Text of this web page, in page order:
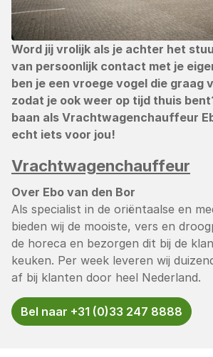
Word jij vrolijk als je achter het
van persoonlijk contact met je
ben je een vroege vogel die graag
zodat je ook weer op tijd thuis
baan als Vrachtwagenchauffeur
echt iets voor jou!
Vrachtwagenchauffeur
Over Ebo van den Bor
Als specialist in de oriëntaalse en
bieden wij de mooiste, vers en
de horeca en bezorgen dit bij de
keuken. Per week leveren wij
af bij klanten door heel Nederland.
Bel naar +31 (0)33 247 8888